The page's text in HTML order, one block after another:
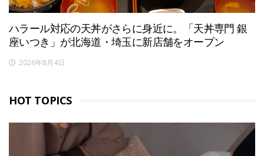
ハラール対応の天丼がさらに身近に。「天丼専門 銀
座いつき」が北海道・埼玉に新店舗をオープン
2026年8月4日
HOT TOPICS